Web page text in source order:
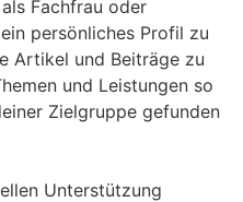
Fachfrau oder
persönliches Profil zu
Artikel und Beiträge zu
und Leistungen so
Zielgruppe gefunden
Unterstützung